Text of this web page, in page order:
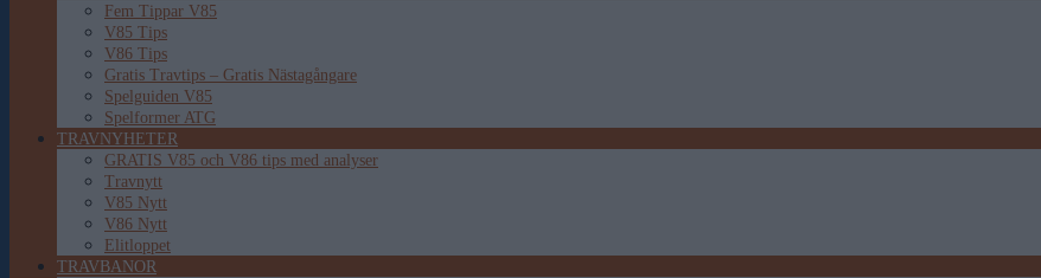
Fem Tippar V85
V85 Tips
V86 Tips
Gratis Travtips – Gratis Nästagångare
Spelguiden V85
Spelformer ATG
TRAVNYHETER
GRATIS V85 och V86 tips med analyser
Travnytt
V85 Nytt
V86 Nytt
Elitloppet
TRAVBANOR